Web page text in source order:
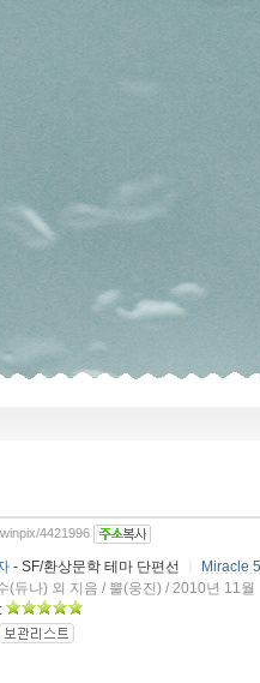
4421996
- SF/환상문학 테마 단편선
Miracle 5
(듀나) 외 지음 / 뿔(웅진) / 2010년 11월